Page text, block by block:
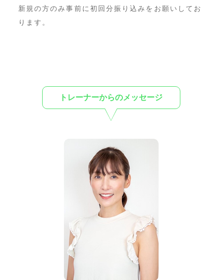
新規の方のみ事前に初回分振り込みをお願いしてお
ります。
トレーナーからのメッセージ